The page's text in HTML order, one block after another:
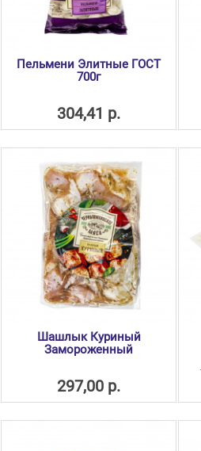
Пельмени Элитные ГОСТ
700г
304,41 р.
Шашлык Куриный
Замороженный
297,00 р.